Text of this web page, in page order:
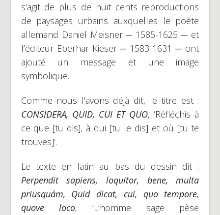
s’agit de plus de huit cents reproductions
de paysages urbains auxquelles le poète
allemand Daniel Meisner ─ 1585-1625 ─ et
l’éditeur Eberhar Kieser ─ 1583-1631 ─ ont
ajouté un message et une image
symbolique.
Comme nous l’avons déjà dit, le titre est :
CONSIDERA, QUID, CUI ET QUO, ‘Réfléchis à
ce que [tu dis], à qui [tu le dis] et où [tu te
trouves]’.
Le texte en latin au bas du dessin dit :
Perpendit sapiens, loquitor, bene, multa
priusquám, Quid dicat, cui, quo tempore,
quove loco, ‘L’homme sage pèse